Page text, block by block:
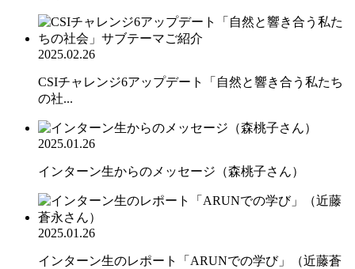
2025.02.26
CSIチャレンジ6アップデート「自然と響き合う私たち
の社...
2025.01.26
インターン生からのメッセージ（森桃子さん）
2025.01.26
インターン生のレポート「ARUNでの学び」（近藤蒼